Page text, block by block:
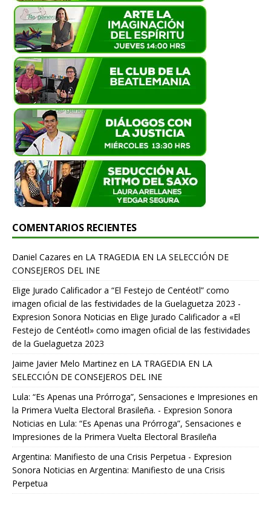
COMENTARIOS RECIENTES
Daniel Cazares en LA TRAGEDIA EN LA SELECCIÓN DE
CONSEJEROS DEL INE
Elige Jurado Calificador a “El Festejo de Centéotl” como
imagen oficial de las festividades de la Guelaguetza 2023 -
Expresion Sonora Noticias en Elige Jurado Calificador a «El
Festejo de Centéotl» como imagen oficial de las festividades
de la Guelaguetza 2023
Jaime Javier Melo Martinez en LA TRAGEDIA EN LA
SELECCIÓN DE CONSEJEROS DEL INE
Lula: “Es Apenas una Prórroga”, Sensaciones e Impresiones en
la Primera Vuelta Electoral Brasileña. - Expresion Sonora
Noticias en Lula: “Es Apenas una Prórroga”, Sensaciones e
Impresiones de la Primera Vuelta Electoral Brasileña
Argentina: Manifiesto de una Crisis Perpetua - Expresion
Sonora Noticias en Argentina: Manifiesto de una Crisis
Perpetua